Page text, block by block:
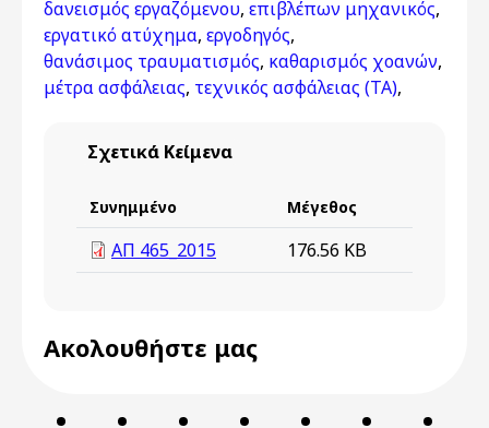
δανεισμός εργαζόμενου, επιβλέπων μηχανικός,
εργατικό ατύχημα, εργοδηγός,
θανάσιμος τραυματισμός, καθαρισμός χοανών,
μέτρα ασφάλειας, τεχνικός ασφάλειας (ΤΑ),
Σχετικά Κείμενα
Συνημμένο Μέγεθος
ΑΠ 465_2015 176.56 KB
Ακολουθήστε μας